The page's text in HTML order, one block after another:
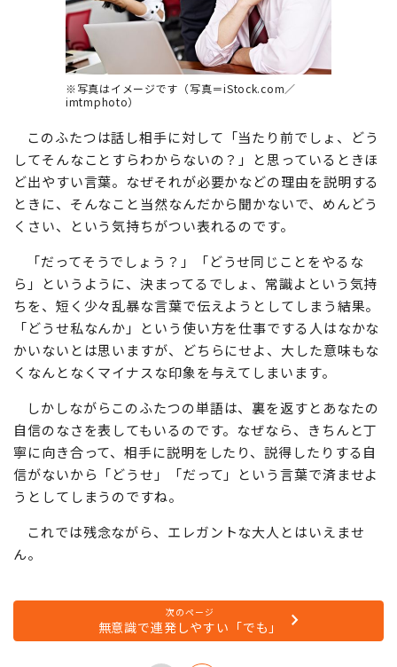
※写真はイメージです（写真＝iStock.com／
imtmphoto）
このふたつは話し相手に対して「当たり前でしょ、どう
してそんなことすらわからないの？」と思っているときほ
ど出やすい言葉。なぜそれが必要かなどの理由を説明する
ときに、そんなこと当然なんだから聞かないで、めんどう
くさい、という気持ちがつい表れるのです。
「だってそうでしょう？」「どうせ同じことをやるな
ら」というように、決まってるでしょ、常識よという気持
ちを、短く少々乱暴な言葉で伝えようとしてしまう結果。
「どうせ私なんか」という使い方を仕事でする人はなかな
かいないとは思いますが、どちらにせよ、大した意味もな
くなんとなくマイナスな印象を与えてしまいます。
しかしながらこのふたつの単語は、裏を返すとあなたの
自信のなさを表してもいるのです。なぜなら、きちんと丁
寧に向き合って、相手に説明をしたり、説得したりする自
信がないから「どうせ」「だって」という言葉で済ませよ
うとしてしまうのですね。
これでは残念ながら、エレガントな大人とはいえませ
ん。
次のページ
無意識で連発しやすい「でも」